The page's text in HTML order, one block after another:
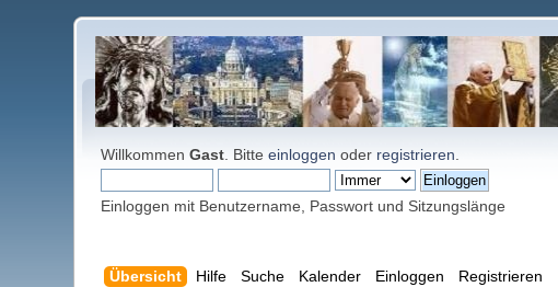
WillkommenGast . Bitteeinloggen oder registrieren
Einloggen mit Benutzername, Passwort und Sitzungslänge
Übersicht Hilfe Suche Kalender Einloggen Registrieren